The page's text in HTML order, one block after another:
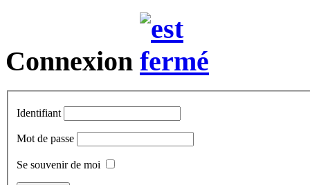
Connexion
Identifiant
Mot de passe
Se souvenir de moi